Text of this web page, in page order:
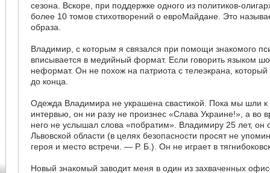
сезона. Вскоре, при поддержке одного из политиков-
более 10 томов стихотворений о евроМайдане. Это
образа.
Владимир, с которым я связался при помощи знакомого
вписывается в медийный формат. Если говорить языком
неформат. Он не похож на патриота с телеэкрана, который
до конца.
Одежда Владимира не украшена свастикой. Пока мы шли к
интервью, он ни разу не произнес «Слава Украине!», а во
него не услышал слова «побратим». Владимиру 25 лет, он
Львовской области (в целях безопасности просят не
героя и место встречи. — Р. Б.). Он не играет в
Новый знакомый заводит меня в один из захваченных